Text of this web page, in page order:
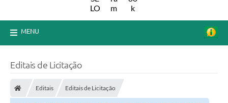
MENU
Editais de Licitação
Editais Editais de Licitação